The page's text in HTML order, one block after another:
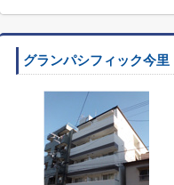
グランパシフィック今里